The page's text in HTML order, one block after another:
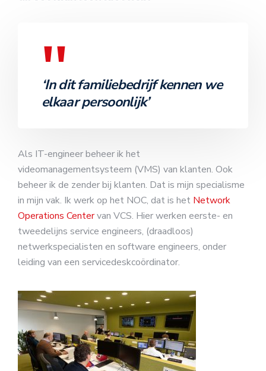
‘In dit familiebedrijf kennen we
elkaar persoonlijk’
Als IT-engineer beheer ik het
videomanagementsysteem (VMS) van klanten. Ook
beheer ik de zender bij klanten. Dat is mijn specialisme
in mijn vak. Ik werk op het NOC, dat is het Network
Operations Centervan VCS. Hier werken eerste- en
tweedelijns service engineers, (draadloos)
netwerkspecialisten en software engineers, onder
leiding van een servicedeskcoördinator.